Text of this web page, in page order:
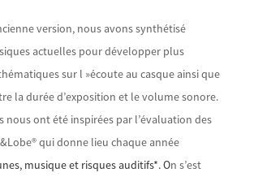
version, nous avons synthétisé
actuelles pour développer plus
sur l »écoute au casque ainsi que
la durée d’exposition et le volume sonore.
nous ont été inspirées par l’évaluation des
qui donne lieu chaque année
musique et risques auditifs*. On s’est